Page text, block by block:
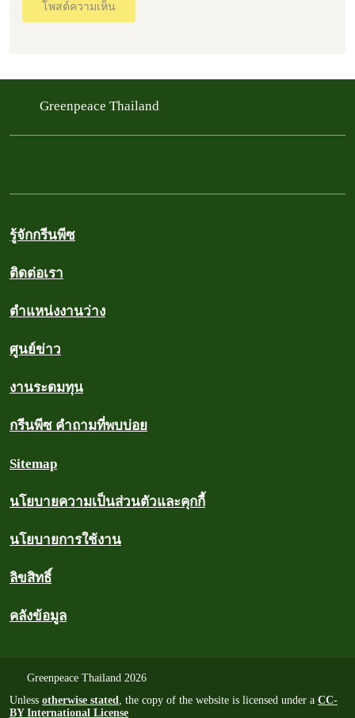
โพสต์ความเห็น
Greenpeace Thailand
รู้จักกรีนพีซ
ติดต่อเรา
ตำแหน่งงานว่าง
ศูนย์ข่าว
งานระดมทุน
กรีนพีซ คำถามที่พบบ่อย
Sitemap
นโยบายความเป็นส่วนตัวและคุกกี้
นโยบายการใช้งาน
ลิขสิทธิ์
คลังข้อมูล
Greenpeace Thailand 2026
Unless otherwise stated, the copy of the website is licensed under a CC-
BY International License